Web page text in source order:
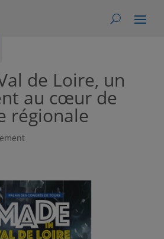
de Loire, un
au cœur de
régionale